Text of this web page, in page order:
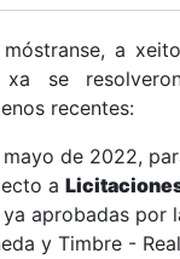
a
xa se
recentes:
de 2022,
a
ya aprobadas por
y Timbre -